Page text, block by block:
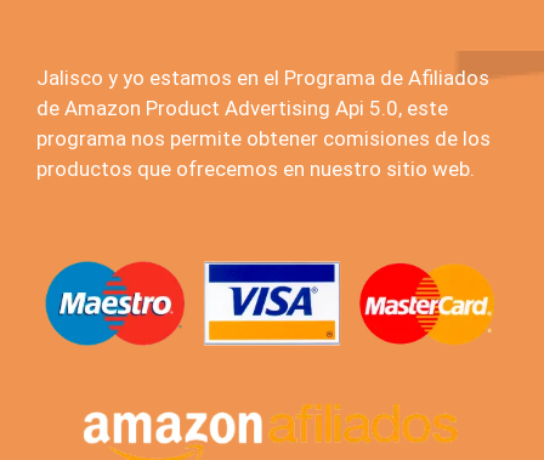
Jalisco y yo estamos en el Programa de Afiliados
de Amazon Product Advertising Api 5.0, este
programa nos permite obtener comisiones de los
productos que ofrecemos en nuestro sitio web.